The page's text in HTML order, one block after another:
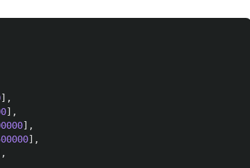
],
],
],
],